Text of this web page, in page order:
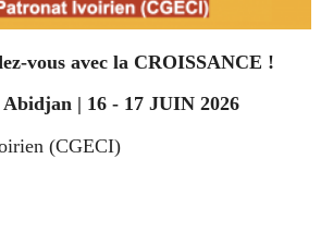
vous avec la CROISSANCE !
| 16 - 17 JUIN 2026
(CGECI)